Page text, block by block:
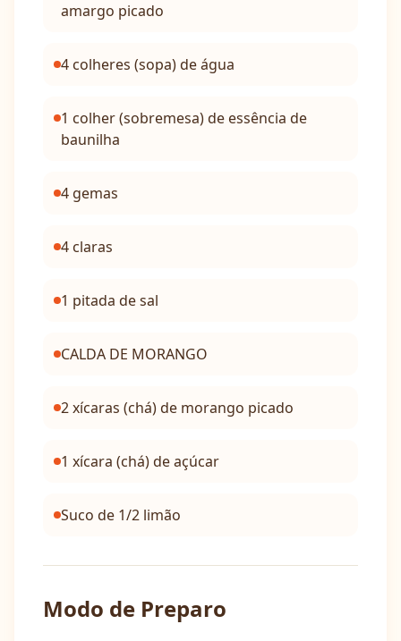
amargo picado
4 colheres (sopa) de água
1 colher (sobremesa) de essência de
baunilha
4 gemas
4 claras
1 pitada de sal
CALDA DE MORANGO
2 xícaras (chá) de morango picado
1 xícara (chá) de açúcar
Suco de 1/2 limão
Modo de Preparo